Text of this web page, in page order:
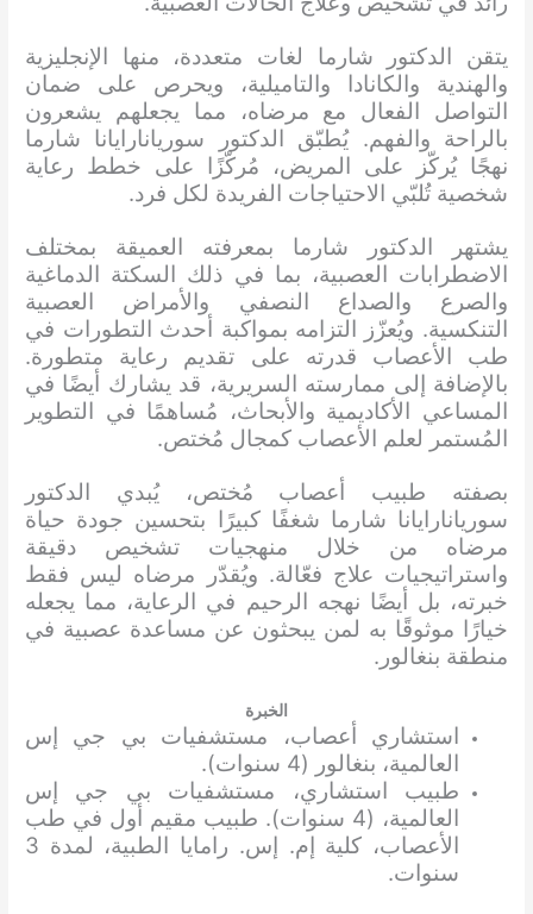
يتقن الدكتور شارما لغات متعددة، منها الإنجليزية
والهندية والكانادا والتاميلية، ويحرص على ضمان
التواصل الفعال مع مرضاه، مما يجعلهم يشعرون
بالراحة والفهم. يُطبّق الدكتور سوريانارايانا شارما
نهجًا يُركّز على المريض، مُركّزًا على خطط رعاية
شخصية تُلبّي الاحتياجات الفريدة لكل فرد.
يشتهر الدكتور شارما بمعرفته العميقة بمختلف
الاضطرابات العصبية، بما في ذلك السكتة الدماغية
والصرع والصداع النصفي والأمراض العصبية
التنكسية. ويُعزّز التزامه بمواكبة أحدث التطورات في
طب الأعصاب قدرته على تقديم رعاية متطورة.
بالإضافة إلى ممارسته السريرية، قد يشارك أيضًا في
المساعي الأكاديمية والأبحاث، مُساهمًا في التطوير
المُستمر لعلم الأعصاب كمجال مُختص.
بصفته طبيب أعصاب مُختص، يُبدي الدكتور
سوريانارايانا شارما شغفًا كبيرًا بتحسين جودة حياة
مرضاه من خلال منهجيات تشخيص دقيقة
واستراتيجيات علاج فعّالة. ويُقدّر مرضاه ليس فقط
خبرته، بل أيضًا نهجه الرحيم في الرعاية، مما يجعله
خيارًا موثوقًا به لمن يبحثون عن مساعدة عصبية في
منطقة بنغالور.
الخبرة
استشاري أعصاب، مستشفيات بي جي إس
العالمية، بنغالور (4 سنوات).
طبيب استشاري، مستشفيات بي جي إس
العالمية، (4 سنوات). طبيب مقيم أول في طب
الأعصاب، كلية إم. إس. رامايا الطبية، لمدة 3
سنوات.